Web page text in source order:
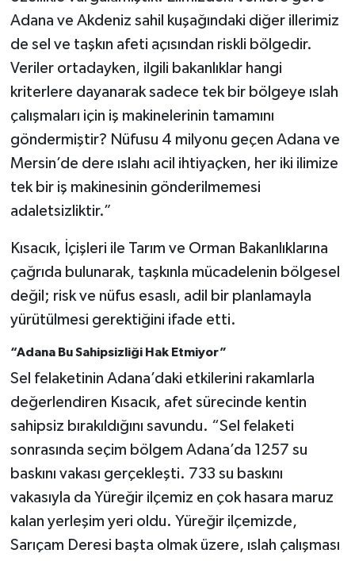
Adana ve Akdeniz sahil kuşağındaki diğer illerimiz
de sel ve taşkın afeti açısından riskli bölgedir.
Veriler ortadayken, ilgili bakanlıklar hangi
kriterlere dayanarak sadece tek bir bölgeye ıslah
çalışmaları için iş makinelerinin tamamını
göndermiştir? Nüfusu 4 milyonu geçen Adana ve
Mersin’de dere ıslahı acil ihtiyaçken, her iki ilimize
tek bir iş makinesinin gönderilmemesi
adaletsizliktir.”
Kısacık, İçişleri ile Tarım ve Orman Bakanlıklarına
çağrıda bulunarak, taşkınla mücadelenin bölgesel
değil; risk ve nüfus esaslı, adil bir planlamayla
yürütülmesi gerektiğini ifade etti.
“Adana Bu Sahipsizliği Hak Etmiyor”
Sel felaketinin Adana’daki etkilerini rakamlarla
değerlendiren Kısacık, afet sürecinde kentin
sahipsiz bırakıldığını savundu. “Sel felaketi
sonrasında seçim bölgem Adana’da 1257 su
baskını vakası gerçekleşti. 733 su baskını
vakasıyla da Yüreğir ilçemiz en çok hasara maruz
kalan yerleşim yeri oldu. Yüreğir ilçemizde,
Sarıçam Deresi başta olmak üzere, ıslah çalışması